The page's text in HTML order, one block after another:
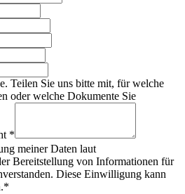
Teilen Sie uns bitte mit, für welche
oder welche Dokumente Sie
*
meiner Daten laut
Bereitstellung von Informationen für
Diese Einwilligung kann